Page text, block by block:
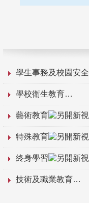
學生事務及校園安全
學校衛生教育
藝術教育
特殊教育
終身學習
技術及職業教育